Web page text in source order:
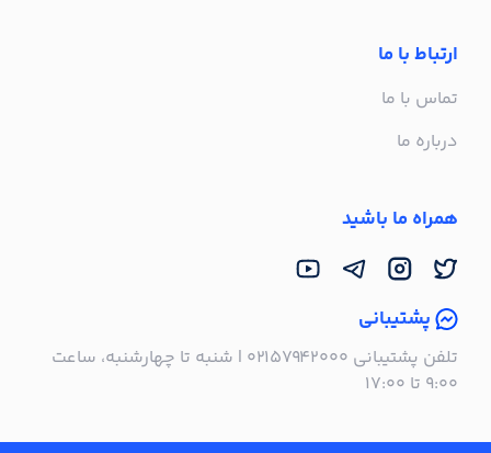
ارتباط با ما
تماس با ما
درباره ما
همراه ما باشید
پشتیبانی
تلفن پشتیبانی ۰۲۱۵۷۹۴۲۰۰۰ | شنبه تا چهارشنبه، ساعت
۹:۰۰ تا ۱۷:۰۰